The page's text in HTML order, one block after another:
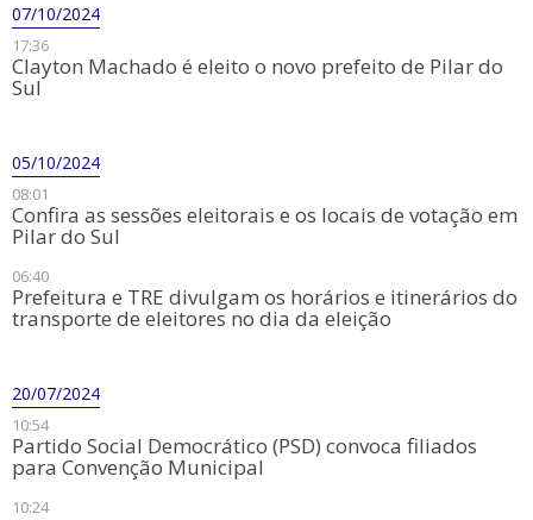
07/10/2024
17:36
Clayton Machado é eleito o novo prefeito de Pilar do
Sul
05/10/2024
08:01
Confira as sessões eleitorais e os locais de votação em
Pilar do Sul
06:40
Prefeitura e TRE divulgam os horários e itinerários do
transporte de eleitores no dia da eleição
20/07/2024
10:54
Partido Social Democrático (PSD) convoca filiados
para Convenção Municipal
10:24